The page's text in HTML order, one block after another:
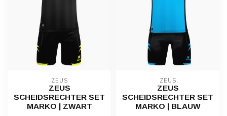
ZEUS
ZEUS
SCHEIDSRECHTER SET
MARKO | ZWART
ZEUS
ZEUS
SCHEIDSRECHTER SET
MARKO | BLAUW